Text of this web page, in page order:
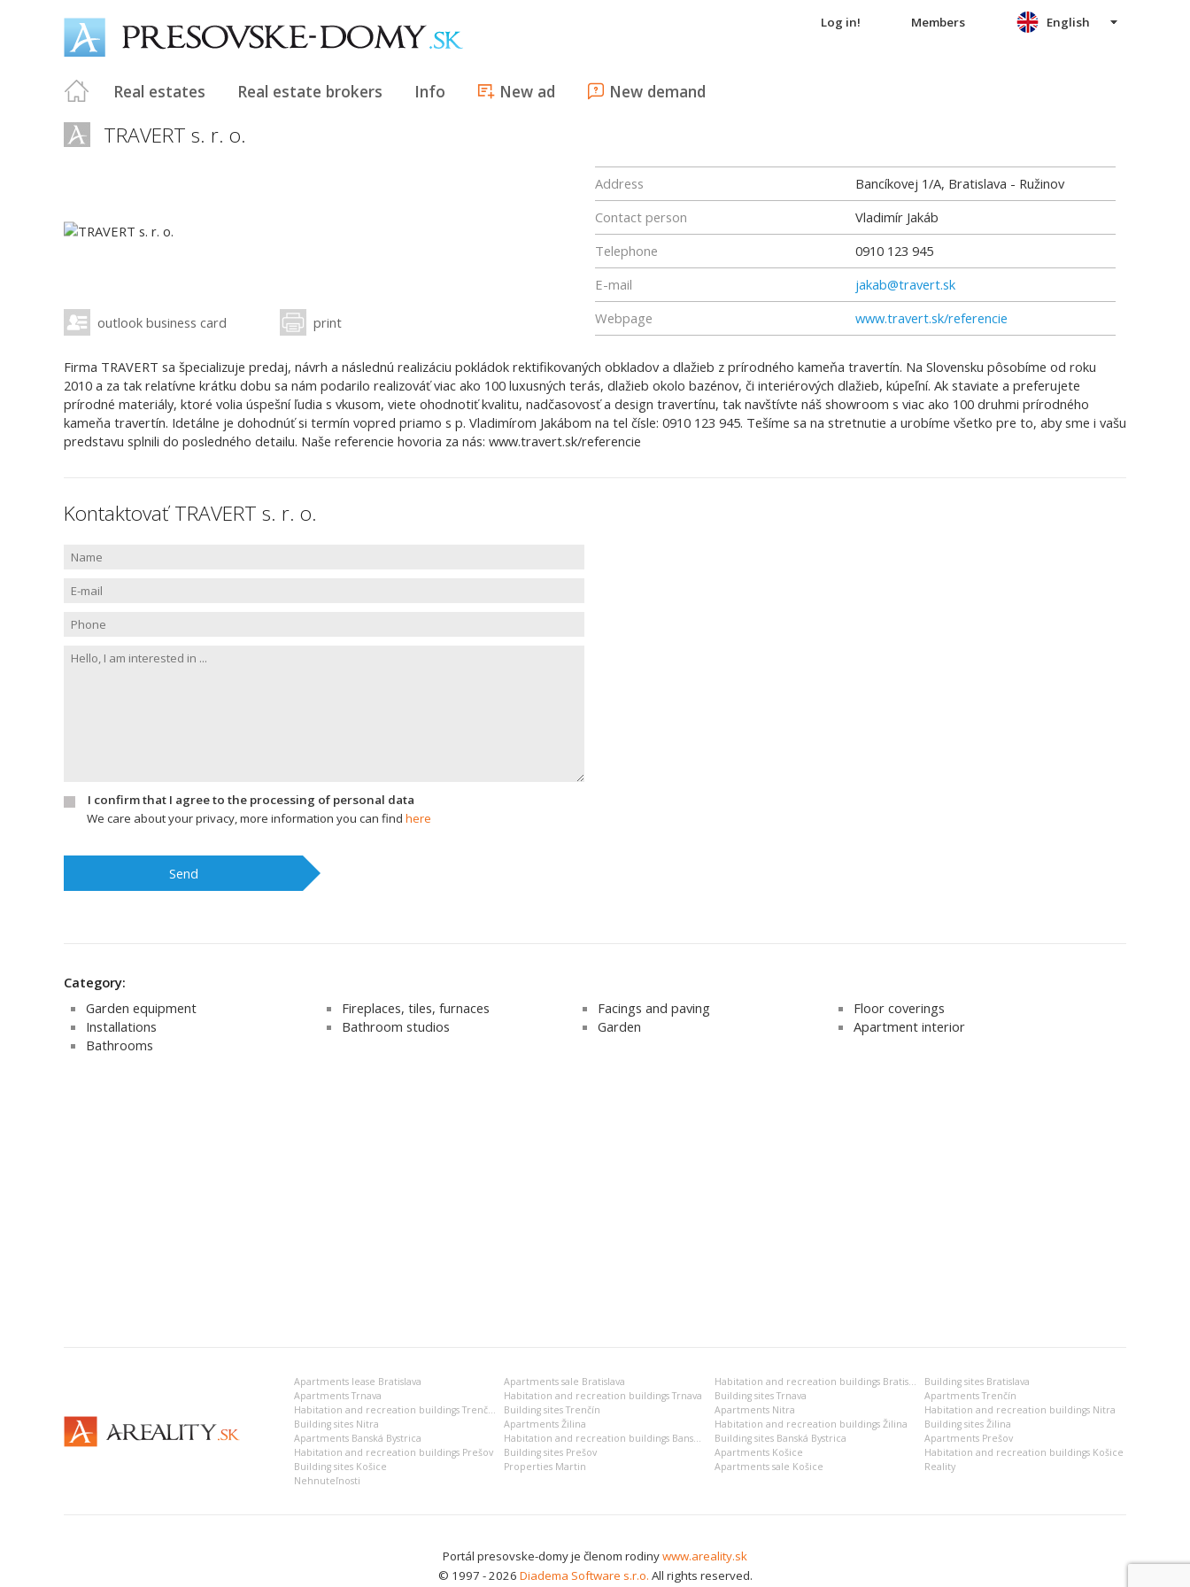
Log in! Members
Real estates Real estate brokers Info New ad New demand
English
TRAVERT s. r. o.
outlook business card print
Address
Bancíkovej 1/A, Bratislava - Ružinov
Contact person
Vladimír Jakáb
Telephone
0910 123 945
E-mail
jakab@travert.sk
Webpage
www.travert.sk/referencie
Firma TRAVERT sa špecializuje predaj, návrh a následnú realizáciu pokládok rektifikovaných obkladov a dlažieb z prírodného kameňa travertín. Na Slovensku pôsobíme od roku
2010 a za tak relatívne krátku dobu sa nám podarilo realizováť viac ako 100 luxusných terás, dlažieb okolo bazénov, či interiérových dlažieb, kúpeľní. Ak staviate a preferujete
prírodné materiály, ktoré volia úspešní ľudia s vkusom, viete ohodnotiť kvalitu, nadčasovosť a design travertínu, tak navštívte náš showroom s viac ako 100 druhmi prírodného
kameňa travertín. Idetálne je dohodnúť si termín vopred priamo s p. Vladimírom Jakábom na tel čísle: 0910 123 945. Tešíme sa na stretnutie a urobíme všetko pre to, aby sme i vašu
predstavu splnili do posledného detailu. Naše referencie hovoria za nás: www.travert.sk/referencie
Kontaktovať TRAVERT s. r. o.
I confirm that I agree to the processing of personal data
We care about your privacy, more information you can find here
Send
Category:
Garden equipment
Fireplaces, tiles, furnaces Facings and paving
Floor coverings
Installations
Bathroom studios Garden
Apartment interior
Bathrooms
Apartments lease Bratislava Apartments sale Bratislava Habitation and recreation buildings Bratislava
Building sites Bratislava
Apartments Trnava
Habitation and recreation buildings Trnava Building sites Trnava
Apartments Trenčín
Habitation and recreation buildings Trenčín
Building sites Trenčín Apartments Nitra
Habitation and recreation buildings Nitra
Building sites Nitra
Apartments Žilina Habitation and recreation buildings Žilina
Building sites Žilina
Apartments Banská Bystrica
Habitation and recreation buildings Banská Bystrica Building sites Banská Bystrica
Apartments Prešov
Habitation and recreation buildings Prešov
Building sites Prešov Apartments Košice
Habitation and recreation buildings Košice
Building sites Košice
Properties Martin Apartments sale Košice
Reality
Nehnuteľnosti
Portál presovske-domy je členom rodinywww.areality.sk
© 1997 - 2026 Diadema Software s.r.o. All rights reserved.